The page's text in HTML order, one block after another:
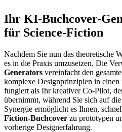
Ihr KI-Buchcover-
für Science-Fiction
Nachdem Sie nun das theoretische
es in die Praxis umzusetzen. Die
Generators vereinfacht den
komplexe Designprinzipien in
fungiert als Ihr kreativer Co-Pilot,
übernimmt, während Sie sich auf
Synergie ermöglicht es Ihnen,
Fiction-Buchcover zu prototypen
vorherige Designerfahrung.